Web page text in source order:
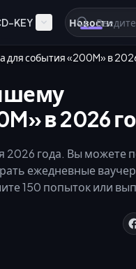
KEY Новости
события «200M» в
в 2026
2026 года. Вы можете
ежедневные
150 попыток или
получить чертежи
золота для финала